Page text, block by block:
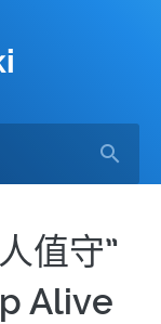
值守”
Alive